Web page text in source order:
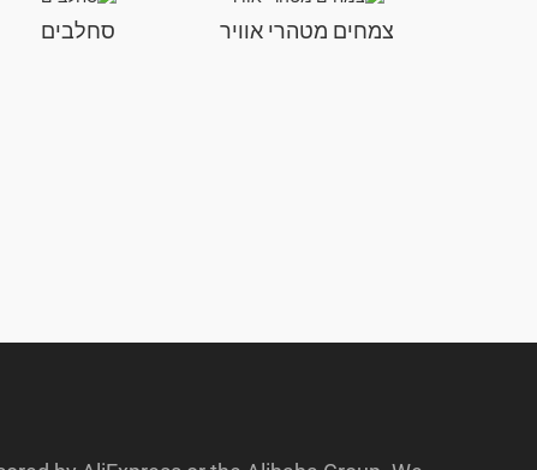
צמחים מטהרי אוויר סחלבים